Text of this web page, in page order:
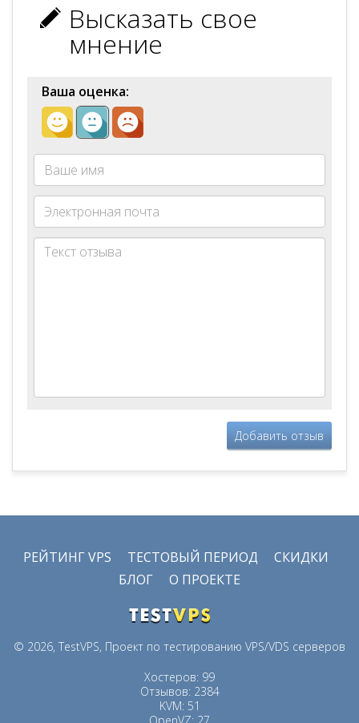
Высказать свое
мнение
Ваша оценка:
Добавить отзыв
РЕЙТИНГ VPS ТЕСТОВЫЙ ПЕРИОД
СКИДКИ
БЛОГ
О ПРОЕКТЕ
© 2026, TestVPS, Проект по тестированию VPS/VDS серверов
Хостеров: 99
Отзывов: 2384
KVM: 51